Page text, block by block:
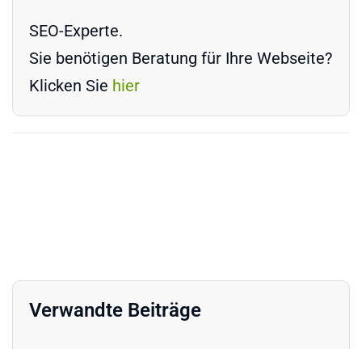
SEO-Experte.
Sie benötigen Beratung für Ihre Webseite?
Klicken Sie hier
Verwandte Beiträge